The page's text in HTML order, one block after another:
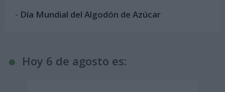
- Día Mundial del Algodón de Azúcar
Hoy 6 de agosto es: